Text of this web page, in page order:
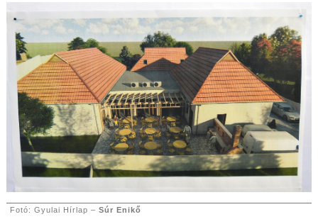
Fotó: Gyulai Hírlap – Súr Enikő